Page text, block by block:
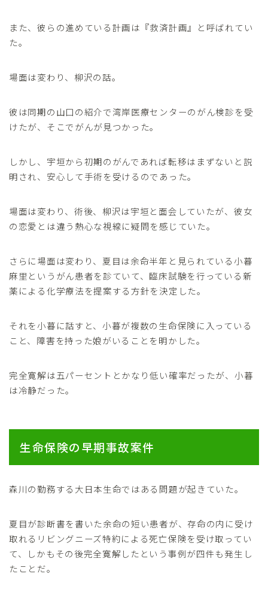
また、彼らの進めている計画は『救済計画』と呼ばれてい
た。
場面は変わり、柳沢の話。
彼は同期の山口の紹介で湾岸医療センターのがん検診を受
けたが、そこでがんが見つかった。
しかし、宇垣から初期のがんであれば転移はまずないと説
明され、安心して手術を受けるのであった。
場面は変わり、術後、柳沢は宇垣と面会していたが、彼女
の恋愛とは違う熱心な視線に疑問を感じていた。
さらに場面は変わり、夏目は余命半年と見られている小暮
麻里というがん患者を診ていて、臨床試験を行っている新
薬による化学療法を提案する方針を決定した。
それを小暮に話すと、小暮が複数の生命保険に入っている
こと、障害を持った娘がいることを明かした。
完全寛解は五パーセントとかなり低い確率だったが、小暮
は冷静だった。
生命保険の早期事故案件
森川の勤務する大日本生命ではある問題が起きていた。
夏目が診断書を書いた余命の短い患者が、存命の内に受け
取れるリビングニーズ特約による死亡保険を受け取ってい
て、しかもその後完全寛解したという事例が四件も発生し
たことだ。